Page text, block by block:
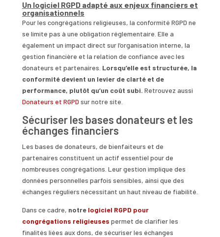
Un logiciel RGPD adapté aux enjeux financiers et
organisationnels
Pour les congrégations religieuses, la conformité RGPD ne
se limite pas à une obligation réglementaire. Elle a
également un impact direct sur l’organisation interne, la
gestion financière et la relation de confiance avec les
donateurs et partenaires. Lorsqu’elle est structurée, la
conformité devient un levier de clarté et de
performance, plutôt qu’un coût subi. Retrouvez aussi
Donateurs et RGPD sur notre site.
Sécuriser les bases donateurs et les
échanges financiers
Les bases de donateurs, de bienfaiteurs et de
partenaires constituent un actif essentiel pour de
nombreuses congrégations. Leur gestion implique des
données personnelles parfois sensibles, ainsi que des
échanges réguliers nécessitant un haut niveau de fiabilité.
Dans ce cadre, notre logiciel RGPD pour
congrégations religieuses permet de clarifier les
finalités liées aux dons, de sécuriser les échanges